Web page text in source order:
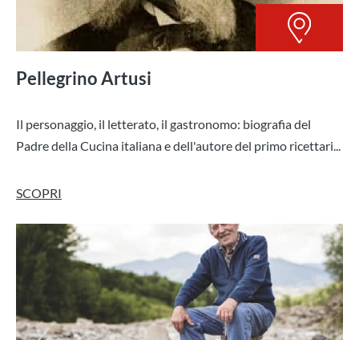
Pellegrino Artusi
Il personaggio, il letterato, il gastronomo: biografia del
Padre della Cucina italiana e dell'autore del primo ricettari...
SCOPRI